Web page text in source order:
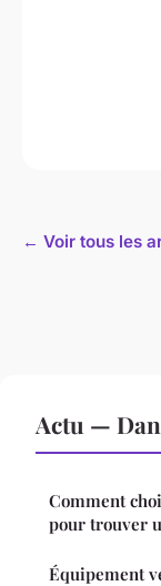
← Voir tous les
Actu —
Comment
pour trouver
Équipement